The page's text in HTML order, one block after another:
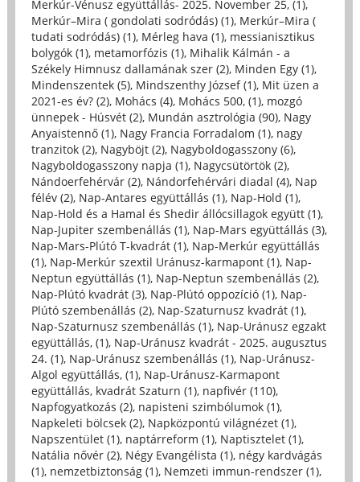
Merkúr-Vénusz együttállás- 2025. November 25, (1),
Merkúr–Mira ( gondolati sodródás) (1), Merkúr–Mira (
tudati sodródás) (1), Mérleg hava (1), messianisztikus
bolygók (1), metamorfózis (1), Mihalik Kálmán - a
Székely Himnusz dallamának szer (2), Minden Egy (1),
Mindenszentek (5), Mindszenthy József (1), Mit üzen a
2021-es év? (2), Mohács (4), Mohács 500, (1), mozgó
ünnepek - Húsvét (2), Mundán asztrológia (90), Nagy
Anyaistennő (1), Nagy Francia Forradalom (1), nagy
tranzitok (2), Nagyböjt (2), Nagyboldogasszony (6),
Nagyboldogasszony napja (1), Nagycsütörtök (2),
Nándoerfehérvár (2), Nándorfehérvári diadal (4), Nap
félév (2), Nap-Antares együttállás (1), Nap-Hold (1),
Nap-Hold és a Hamal és Shedir állócsillagok együtt (1),
Nap-Jupiter szembenállás (1), Nap-Mars együttállás (3),
Nap-Mars-Plútó T-kvadrát (1), Nap-Merkúr együttállás
(1), Nap-Merkúr szextil Uránusz-karmapont (1), Nap-
Neptun együttállás (1), Nap-Neptun szembenállás (2),
Nap-Plútó kvadrát (3), Nap-Plútó oppozíció (1), Nap-
Plútó szembenállás (2), Nap-Szaturnusz kvadrát (1),
Nap-Szaturnusz szembenállás (1), Nap-Uránusz egzakt
együttállás, (1), Nap-Uránusz kvadrát - 2025. augusztus
24. (1), Nap-Uránusz szembenállás (1), Nap-Uránusz-
Algol együttállás, (1), Nap-Uránusz-Karmapont
együttállás, kvadrát Szaturn (1), napfivér (110),
Napfogyatkozás (2), napisteni szimbólumok (1),
Napkeleti bölcsek (2), Napközpontú világnézet (1),
Napszentület (1), naptárreform (1), Naptisztelet (1),
Natália nővér (2), Négy Evangélista (1), négy kardvágás
(1), nemzetbiztonság (1), Nemzeti immun-rendszer (1),